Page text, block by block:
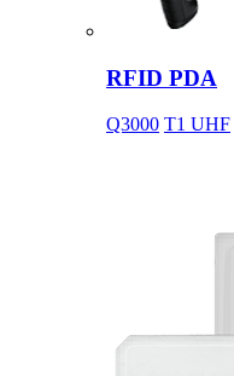
RFID PDA
Q3000 T1 UHF